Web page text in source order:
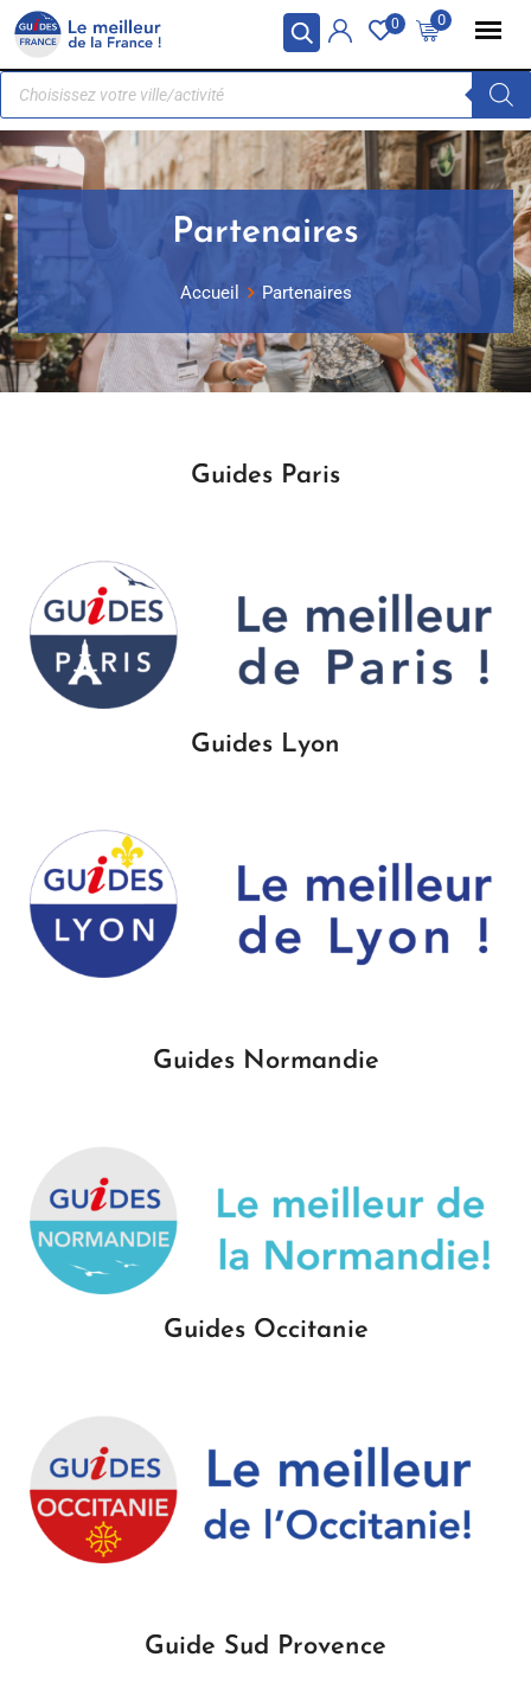
Panneau de gestion des cookies 0
0
Partenaires
Accueil Partenaires
Guides Paris
Guides Lyon
Guides Normandie
Guides Occitanie
Guide Sud Provence